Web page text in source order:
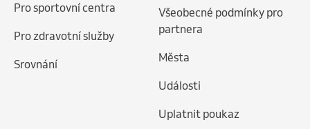
Pro sportovní centra
Pro zdravotní služby
Srovnání
Všeobecné podmínky pro
partnera
Města
Události
Uplatnit poukaz